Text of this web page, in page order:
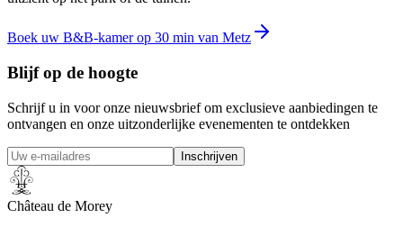
Boek uw B&B-kamer op 30 min van Metz
Blijf op de hoogte
Schrijf u in voor onze nieuwsbrief om exclusieve aanbiedingen te
ontvangen en onze uitzonderlijke evenementen te ontdekken
Inschrijven
Château de Morey